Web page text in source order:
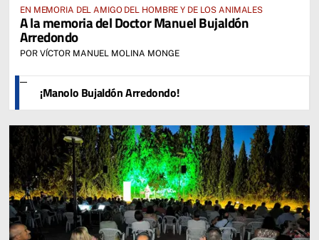
EN MEMORIA DEL AMIGO DEL HOMBRE Y DE LOS ANIMALES
A la memoria del Doctor Manuel Bujaldón
Arredondo
POR VÍCTOR MANUEL MOLINA MONGE
¡Manolo Bujaldón Arredondo!